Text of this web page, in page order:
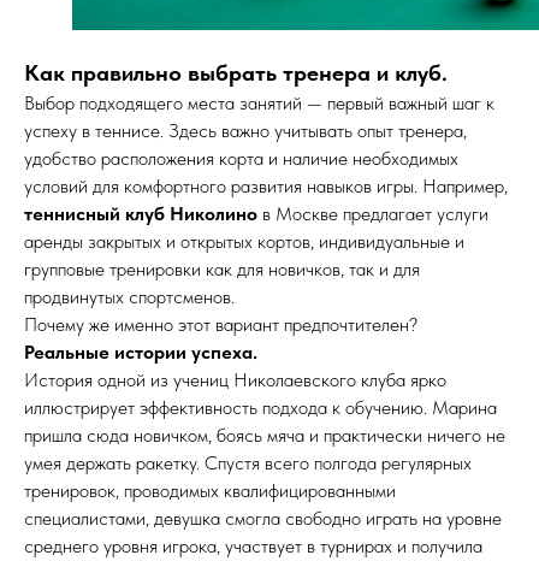
Как правильно выбрать тренера и клуб.
Выбор подходящего места занятий — первый важный шаг к
успеху в теннисе. Здесь важно учитывать опыт тренера,
удобство расположения корта и наличие необходимых
условий для комфортного развития навыков игры. Например,
теннисный клуб Николино в Москве предлагает услуги
аренды закрытых и открытых кортов, индивидуальные и
групповые тренировки как для новичков, так и для
продвинутых спортсменов.
Почему же именно этот вариант предпочтителен?
Реальные истории успеха.
История одной из учениц Николаевского клуба ярко
иллюстрирует эффективность подхода к обучению. Марина
пришла сюда новичком, боясь мяча и практически ничего не
умея держать ракетку. Спустя всего полгода регулярных
тренировок, проводимых квалифицированными
специалистами, девушка смогла свободно играть на уровне
среднего уровня игрока, участвует в турнирах и получила